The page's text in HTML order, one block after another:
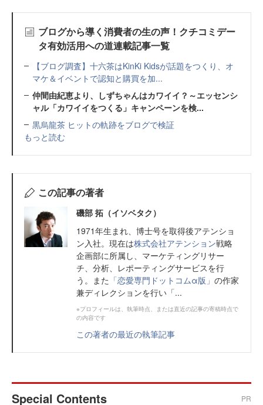
ブログから導く消費者の生の声！クチコミデー
タ有効活用への道連載記事一覧
【ブログ調査】十六茶はKinKi Kidsが話題をつくり、オ
マケ＆イベントで認知と購買を加...
仲間由紀恵より、しずちゃんはカワイイ？～エッセンシ
ャル「カワイイをつくる」キャンペーンを検...
黒烏龍茶 ヒットの軌跡をブログで検証
もっと読む
この記事の著者
磯部 拓（イソベタク）
1971年生まれ、博士号を取得後アテンショ
ン入社。現在は株式会社アテンション戦略
企画部に所属し、マーケティングリサー
チ、分析、レポーティングサービスを行
う。また 「恋愛専門ドットコムα版」 の作家
兼ディレクションを行い「...
※プロフィールは、執筆時点、または直近の記事の寄稿時点で
の内容です
この著者の最近の執筆記事
Special Contents PR